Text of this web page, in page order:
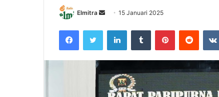
Elmitra
Send
email
15 Januari 2025
FacebookTwitter LinkedInTumblr PinterestReddit